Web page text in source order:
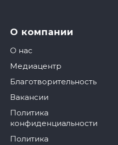
О компании
О нас
Медиацентр
Благотворительность
Вакансии
Политика
конфиденциальности
Политика